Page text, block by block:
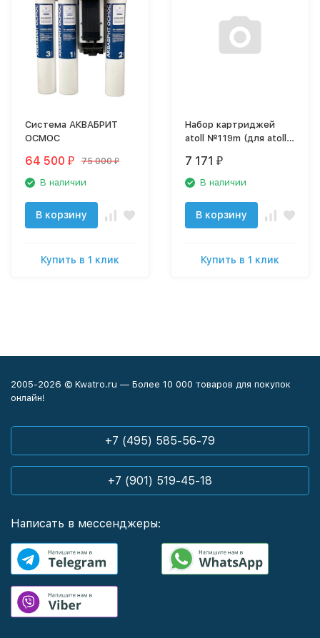
Система АКВАБРИТ
ОСМОС
64 500 ₽ 75 000 ₽
В наличии
В корзину
Купить в 1 клик
Набор картриджей
atoll №119m (для atoll
7 171 ₽
В наличии
В корзину
Купить в 1 клик
2005-2026 © Kwatro.ru — Более 10 000 товаров для покупок
онлайн!
+7 (495) 585-56-79
+7 (901) 519-45-18
Написать в мессенджеры: